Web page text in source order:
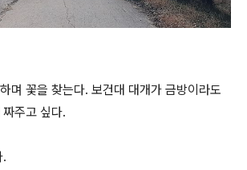
며 꽃을 찾는다. 보건대 대개가 금방이라도
주고 싶다.
.